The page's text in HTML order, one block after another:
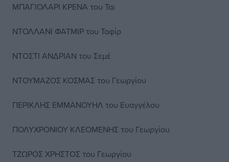
ΜΠΑΓΙΟΛΑΡΙ ΚΡΕΝΑ του Ται
ΝΤΟΛΛΑΝΙ ΦΑΤΜΙΡ του Ταφίρ
ΝΤΟΣΤΙ ΑΝΔΡΙΑΝ του Σεμέ
ΝΤΟΥΜΑΖΟΣ ΚΟΣΜΑΣ του Γεωργίου
ΠΕΡΙΚΛΗΣ ΕΜΜΑΝΟΥΗΛ του Ευαγγέλου
ΠΟΛΥΧΡΟΝΙΟΥ ΚΛΕΟΜΕΝΗΣ του Γεωργίου
ΤΖΩΡΟΣ ΧΡΗΣΤΟΣ του Γεωργίου